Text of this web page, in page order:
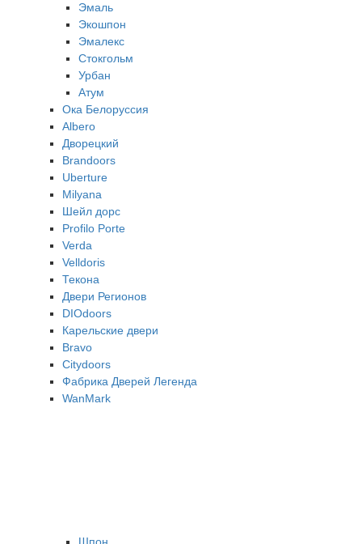
Эмаль
Экошпон
Эмалекс
Стокгольм
Урбан
Атум
Ока Белоруссия
Albero
Дворецкий
Brandoors
Uberture
Milyana
Шейл дорс
Profilo Porte
Verda
Velldoris
Текона
Двери Регионов
DIOdoors
Карельские двери
Bravo
Citydoors
Фабрика Дверей Легенда
WanMark